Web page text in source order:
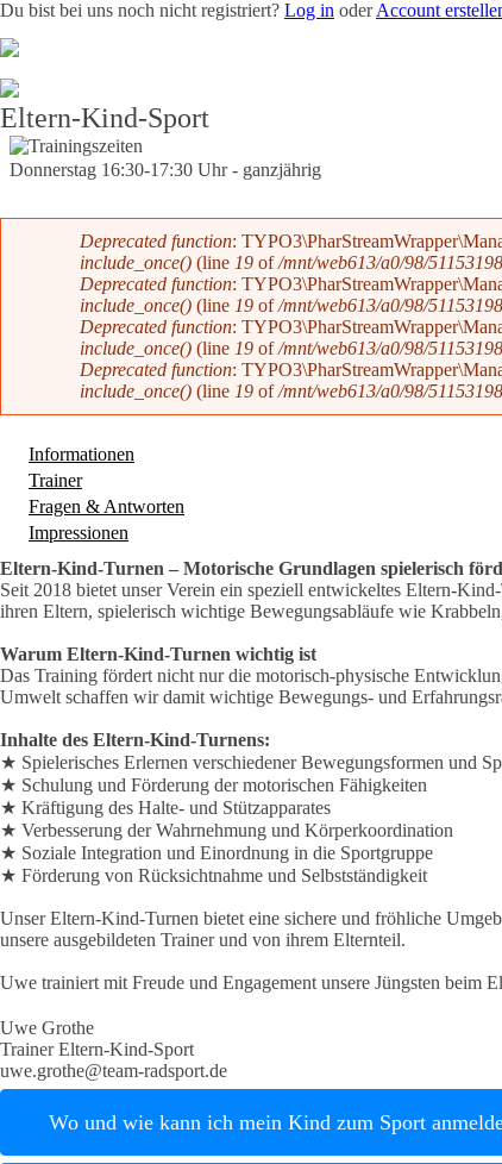
Du bist bei uns noch nicht registriert? Log in oderAccount
Eltern-Kind-Sport
Trainingszeiten
Donnerstag 16:30-17:30 Uhr - ganzjährig
Fehlermeldung
Deprecated function:
include_once() (line 19 of/mnt/web613/a0/98/
Deprecated function:
include_once() (line 19 of/mnt/web613/a0/98/
Deprecated function:
include_once() (line 19 of/mnt/web613/a0/98/
Deprecated function:
include_once() (line 19 of/mnt/web613/a0/98/
Informationen
Trainer(aktiver Reiter)
Fragen & Antworten
Impressionen
Eltern-Kind-Turnen – Motorische Grundlagen spielerisch
Seit 2018 bietet unser Verein ein speziell entwickeltes Eltern-
ihren Eltern, spielerisch wichtige Bewegungsabläufe wie
Warum Eltern-Kind-Turnen wichtig ist
Das Training fördert nicht nur die motorisch-physische
Umwelt schaffen wir damit wichtige Bewegungs- und
Inhalte des Eltern-Kind-Turnens:
★ Spielerisches Erlernen verschiedener Bewegungsformen und
★ Schulung und Förderung der motorischen Fähigkeiten
★ Kräftigung des Halte- und Stützapparates
★ Verbesserung der Wahrnehmung und Körperkoordination
★ Soziale Integration und Einordnung in die Sportgruppe
★ Förderung von Rücksichtnahme und Selbstständigkeit
Unser Eltern-Kind-Turnen bietet eine sichere und fröhliche
unsere ausgebildeten Trainer und von ihrem Elternteil.
Uwe trainiert mit Freude und Engagement unsere Jüngsten beim
Uwe Grothe
Trainer Eltern-Kind-Sport
uwe.grothe@team-radsport.de
Wo und wie kann ich mein Kind zum Sport